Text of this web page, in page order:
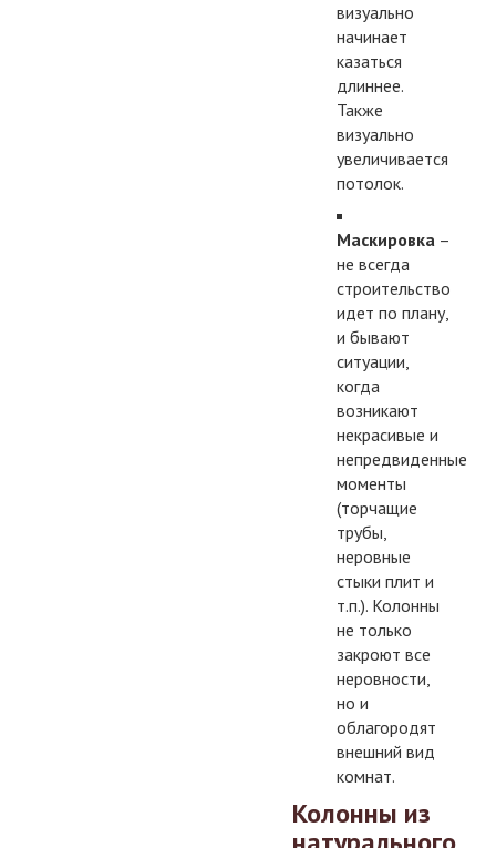
визуально
начинает
казаться
длиннее.
Также
визуально
увеличивается
потолок.
Маскировка –
не всегда
строительство
идет по плану,
и бывают
ситуации,
когда
возникают
некрасивые и
непредвиденные
моменты
(торчащие
трубы,
неровные
стыки плит и
т.п.). Колонны
не только
закроют все
неровности,
но и
облагородят
внешний вид
комнат.
Колонны из